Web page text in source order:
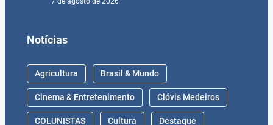
Notícias
Agricultura Brasil & Mundo
Cinema & Entretenimento Clóvis Medeiros
COLUNISTAS Cultura Destaque